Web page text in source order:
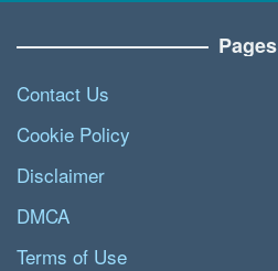
Pages
Contact Us
Cookie Policy
Disclaimer
DMCA
Terms of Use